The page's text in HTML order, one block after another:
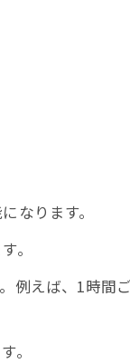
なります。
。
例えば、1時間
。